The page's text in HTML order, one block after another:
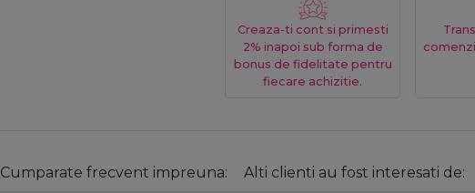
Creaza-ti cont si primesti
2% inapoi sub forma de
bonus de fidelitate pentru
fiecare achizitie.
Cumparate frecvent impreuna: Alti clienti au fost interesati de: